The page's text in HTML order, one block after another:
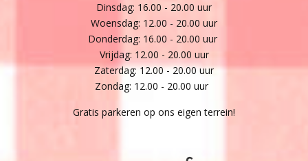
Dinsdag: 16.00 - 20.00 uur
Woensdag: 12.00 - 20.00 uur
Donderdag: 16.00 - 20.00 uur
Vrijdag: 12.00 - 20.00 uur
Zaterdag: 12.00 - 20.00 uur
Zondag: 12.00 - 20.00 uur
Gratis parkeren op ons eigen terrein!